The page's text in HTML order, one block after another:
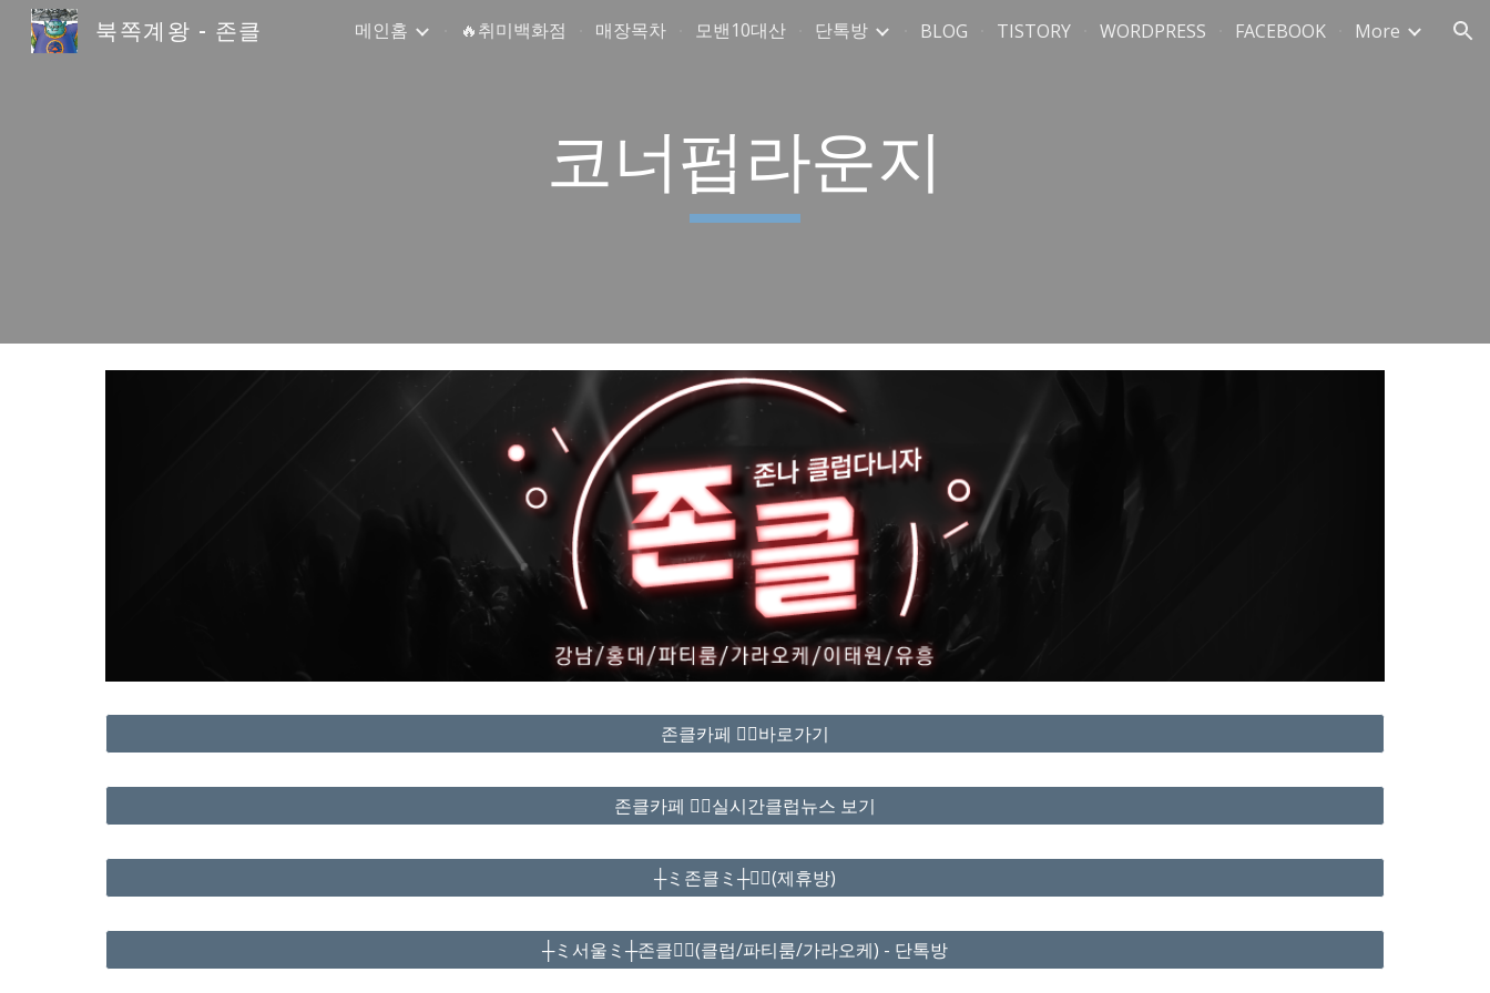
Skip to main content Skip to navigation
북쪽계왕 - 존클 메인홈 🔥취미백화점 매장목차 모밴10대산 단톡방 BLOG TISTORY WORDPRESS FACEBOOK More
코너펍라운지
존클카페 ❤️‍🔥바로가기
존클카페 ❤️‍🔥실시간클럽뉴스 보기
┼ミ존클ミ┼❤️‍🔥(제휴방)
┼ミ서울ミ┼존클❤️‍🔥(클럽/파티룸/가라오케) - 단톡방